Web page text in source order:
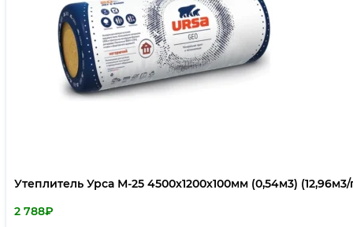
Утеплитель Урса М-25 4500х1200х100мм (0,54м3)
2 788₽